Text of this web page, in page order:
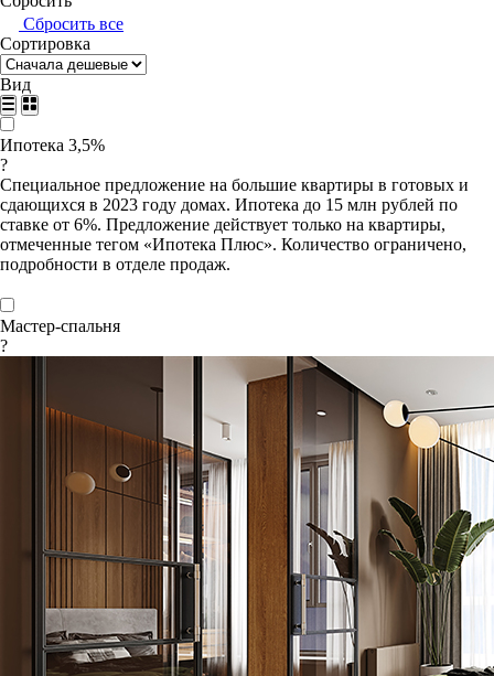
Сбросить все
Сортировка
Вид
Ипотека 3,5%
?
Специальное предложение на большие квартиры в готовых и
сдающихся в 2023 году домах. Ипотека до 15 млн рублей по
ставке от 6%. Предложение действует только на квартиры,
отмеченные тегом «Ипотека Плюс». Количество ограничено,
подробности в отделе продаж.
Мастер-спальня
?